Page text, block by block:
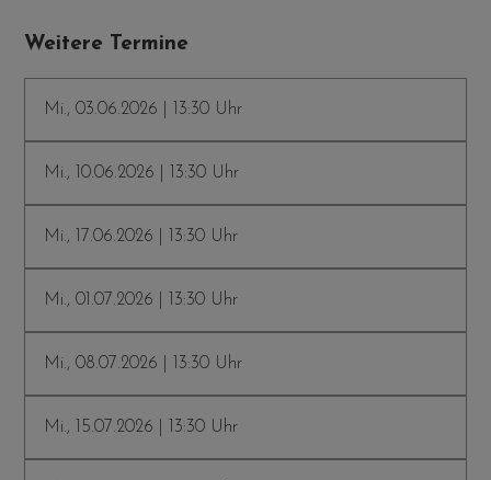
Weitere Termine
Mi., 03.06.2026 | 13:30 Uhr
Mi., 10.06.2026 | 13:30 Uhr
Mi., 17.06.2026 | 13:30 Uhr
Mi., 01.07.2026 | 13:30 Uhr
Mi., 08.07.2026 | 13:30 Uhr
Mi., 15.07.2026 | 13:30 Uhr